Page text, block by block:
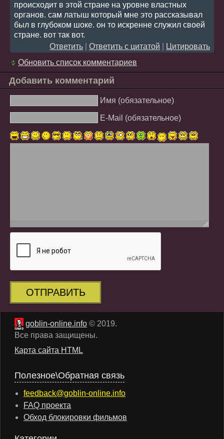
происходит в этой стране на уровне властных
органов. сам латыш который мне это рассказывал
был в глубоком шоке. он то искренне служил своей
стране. вот так вот.
Ответить
Ответить с цитатой
Цитировать
Обновить список комментариев
Добавить комментарий
Имя (обязательное)
E-Mail (обязательное)
ОТПРАВИТЬ
goblin-online.info © 2019.
Все права защищены.
Карта сайта HTML
Полезное\Обратная связь
feedback@goblin-online.info
FAQ проекта
Обход блокировки фильмов